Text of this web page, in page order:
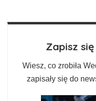
Zapisz
Wiesz, co zrobiła
zapisały się do